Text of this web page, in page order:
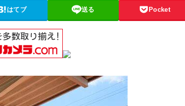
はてブ 送る Pocket